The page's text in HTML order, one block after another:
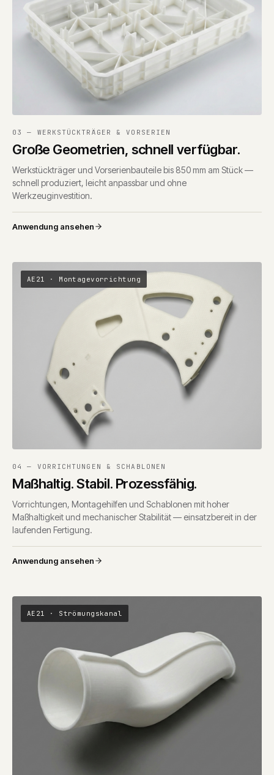
03 — WERKSTÜCKTRÄGER & VORSERIEN
Große Geometrien, schnell verfügbar.
Werkstückträger und Vorserienbauteile bis 850 mm am Stück —
schnell produziert, leicht anpassbar und ohne
Werkzeuginvestition.
Anwendung ansehen
AE21 · Montagevorrichtung
04 — VORRICHTUNGEN & SCHABLONEN
Maßhaltig. Stabil. Prozessfähig.
Vorrichtungen, Montagehilfen und Schablonen mit hoher
Maßhaltigkeit und mechanischer Stabilität — einsatzbereit in der
laufenden Fertigung.
Anwendung ansehen
AE21 · Strömungskanal